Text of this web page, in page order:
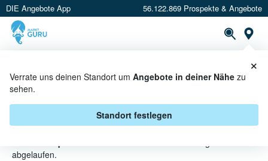
DIE Angebote App 56.122.869 Prospekte & Angebote
Verrate uns deinen Standort um Angebote in deiner Nähe zu
sehen.
Standort festlegen
×
SERA AQUARISTIK ANGEBOTE IN
abgelaufen.